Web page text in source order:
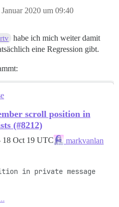
2020 um 09:40
habe ich mich weiter damit
eine Regression gibt.
scroll position in
(#8212)
18 Oct 19 UTC
markvanlan
in private message
…